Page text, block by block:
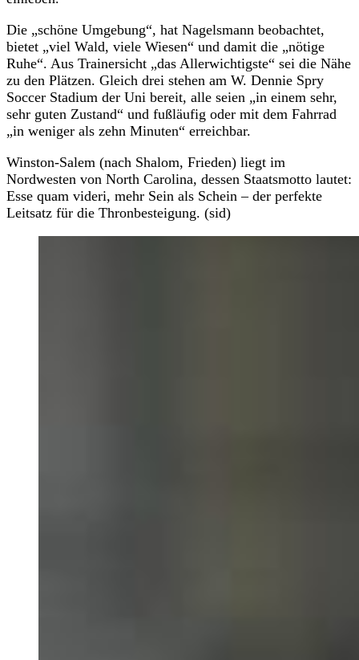
Die „schöne Umgebung“, hat Nagelsmann beobachtet,
bietet „viel Wald, viele Wiesen“ und damit die „nötige
Ruhe“. Aus Trainersicht „das Allerwichtigste“ sei die Nähe
zu den Plätzen. Gleich drei stehen am W. Dennie Spry
Soccer Stadium der Uni bereit, alle seien „in einem sehr,
sehr guten Zustand“ und fußläufig oder mit dem Fahrrad
„in weniger als zehn Minuten“ erreichbar.
Winston-Salem (nach Shalom, Frieden) liegt im
Nordwesten von North Carolina, dessen Staatsmotto lautet:
Esse quam videri, mehr Sein als Schein – der perfekte
Leitsatz für die Thronbesteigung. (sid)